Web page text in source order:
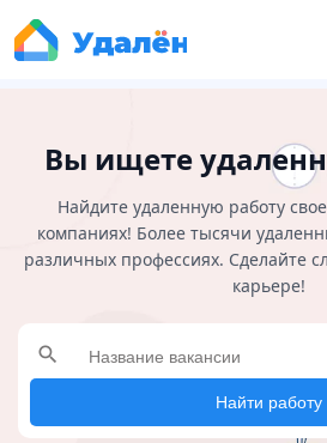
Вы ищете
Найдите удаленную работу
компаниях! Более тысячи
различных профессиях. Сделайте
карьере!
search
Найти работу